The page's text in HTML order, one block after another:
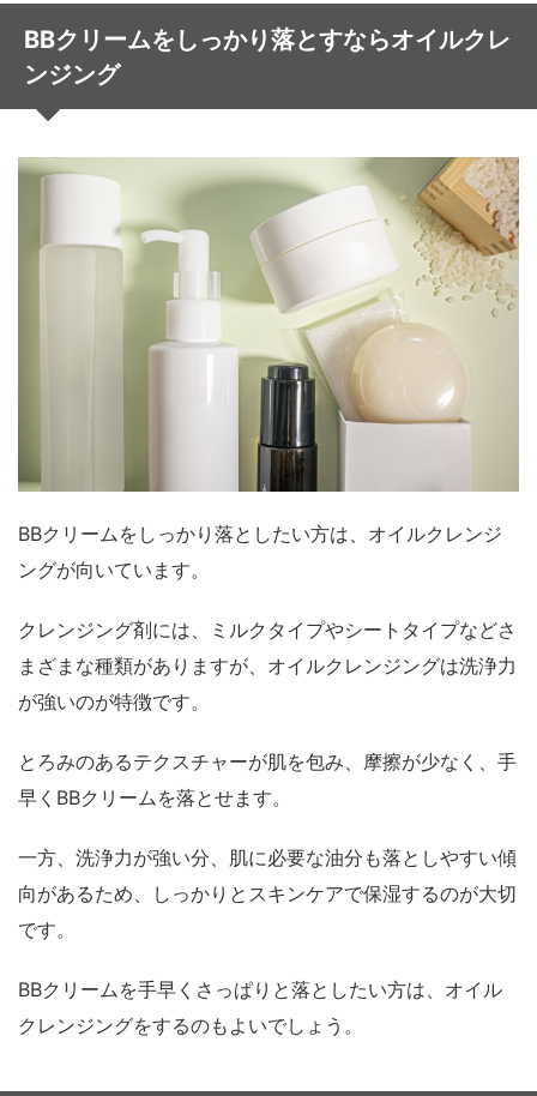
BBクリームをしっかり落とすならオイルクレ
ンジング
BBクリームをしっかり落としたい方は、オイルクレンジ
ングが向いています。
クレンジング剤には、ミルクタイプやシートタイプなどさ
まざまな種類がありますが、オイルクレンジングは洗浄力
が強いのが特徴です。
とろみのあるテクスチャーが肌を包み、摩擦が少なく、手
早くBBクリームを落とせます。
一方、洗浄力が強い分、肌に必要な油分も落としやすい傾
向があるため、しっかりとスキンケアで保湿するのが大切
です。
BBクリームを手早くさっぱりと落としたい方は、オイル
クレンジングをするのもよいでしょう。